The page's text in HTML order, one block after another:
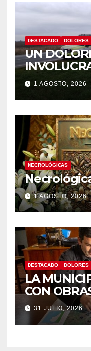
DESTACADO DOLORES
UN
CON
1 AGOSTO, 2026
NECROLÓGICAS
1 AGOSTO, 2026
DESTACADO DOLORES
LA
CON
HÍDRICO
31 JULIO, 2026